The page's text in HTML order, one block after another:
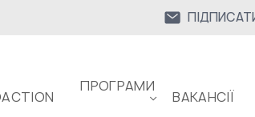
ПРОГРАМИ
ВАКАНСІЇ